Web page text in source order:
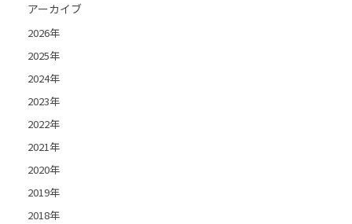
アーカイブ
2026年
2025年
2024年
2023年
2022年
2021年
2020年
2019年
2018年